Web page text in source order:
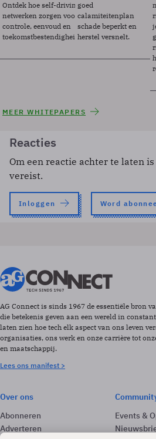
Ontdek hoe self-driving
netwerken zorgen voor
controle, eenvoud en
toekomstbestendigheid.
goed
calamiteitenplan
schade beperkt en
herstel versnelt.
MEER WHITEPAPERS
Reacties
Om een reactie achter te laten
vereist.
Inloggen Word
AG Connect is sinds 1967 de essentiële bron
die betekenis geven aan een wereld in
laten zien hoe tech elk aspect van ons leven
organisaties, ons werk en onze carrière tot
en maatschappij.
Lees ons manifest >
Over ons
Abonneren
Adverteren
Events &